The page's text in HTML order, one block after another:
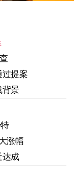
过提案
背景
涨幅
达成